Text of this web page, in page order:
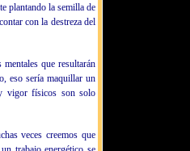
plantando la semilla de
con la destreza del
mentales que resultarán
eso sería maquillar un
vigor físicos son solo
veces creemos que